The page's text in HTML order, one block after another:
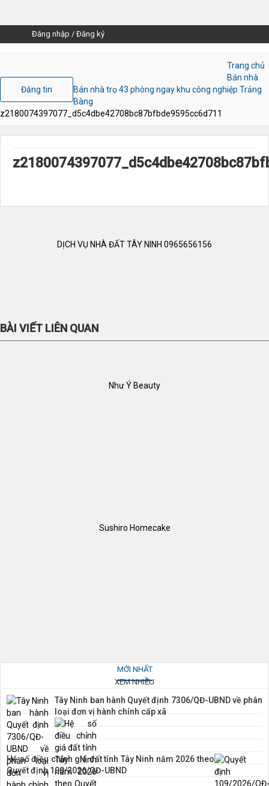
Đăng nhập / Đăng ký
Đăng tin
Trang chủ
Bán nhà
Bán nhà trọ 43 phòng ngay khu công nghiệp Trảng
Bàng
z2180074397077_d5c4dbe42708bc87bfbde9595cc6d711
DỊCH VỤ NHÀ ĐẤT TÂY NINH 0965656156
BÀI VIẾT LIÊN QUAN
Như Ý Beauty
Sushiro Homecake
MỚI NHẤT
XEM NHIỀU
Tây Ninh ban hành Quyết định 7306/QĐ-UBND về phân
loại đơn vị hành chính cấp xã
Hệ số điều chỉnh giá đất tỉnh Tây Ninh năm 2026 theo
Quyết định 100/2026/QĐ-UBND